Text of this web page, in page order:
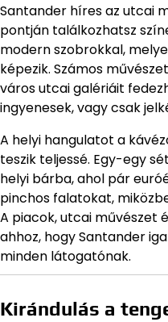
Santander híres az utcai
pontján találkozhatsz
modern szobrokkal,
képezik. Számos
város utcai galériáit
ingyenesek, vagy csak
A helyi hangulatot a
teszik teljessé. Egy-egy
helyi bárba, ahol pár
pinchos falatokat,
A piacok, utcai művészet
ahhoz, hogy Santander
minden látogatónak.
Kirándulás a